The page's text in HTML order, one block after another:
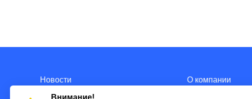
Новости О компании
Внимание!